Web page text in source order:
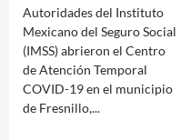
Autoridades del Instituto
Mexicano del Seguro Social
(IMSS) abrieron el Centro
de Atención Temporal
COVID-19 en el municipio
de Fresnillo,...